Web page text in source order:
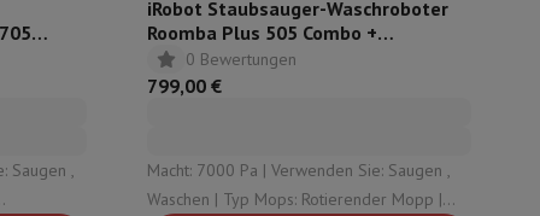
Saugen ,
iRobot Staubsauger-Waschroboter
Roomba Plus 505 Combo +
AutoWash-Basisstation - Schwarz
0 Bewertungen
799,00 €
Macht: 7000 Pa | Verwenden Sie: Saugen ,
Waschen | Typ Mops: Rotierender Mopp |